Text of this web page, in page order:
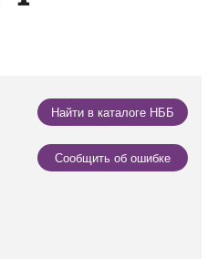
Найти в каталоге НББ
Сообщить об ошибке